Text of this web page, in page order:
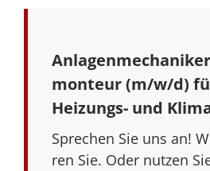
mon­teur (m/w/d)
Hei­zungs- und
Spre­chen Sie uns an!
ren Sie. Oder nut­zen